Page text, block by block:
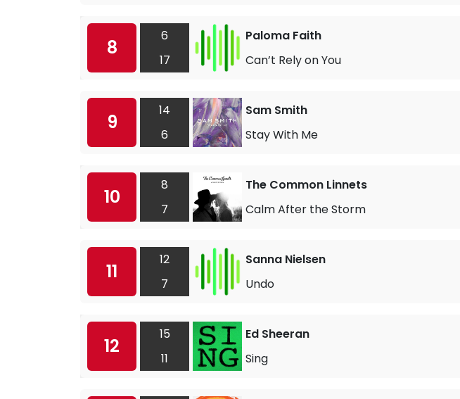
8
6
17
Paloma Faith
Can’t Rely on You
9
14
6
Sam Smith
Stay With Me
10
8
7
The Common Linnets
Calm After the Storm
11
12
7
Sanna Nielsen
Undo
12
15
11
Ed Sheeran
Sing